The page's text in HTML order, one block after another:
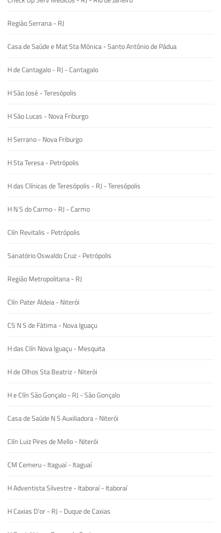
Região Serrana - RJ
Casa de Saúde e Mat Sta Mônica - Santo Antônio de Pádua
H de Cantagalo - RJ - Cantagalo
H São José - Teresópolis
H São Lucas - Nova Friburgo
H Serrano - Nova Friburgo
H Sta Teresa - Petrópolis
H das Clínicas de Teresópolis - RJ - Teresópolis
H N S do Carmo - RJ - Carmo
Clín Revitalis - Petrópolis
Sanatório Oswaldo Cruz - Petrópolis
Região Metropolitana - RJ
Clín Pater Aldeia - Niterói
CS N S de Fátima - Nova Iguaçu
H das Clín Nova Iguaçu - Mesquita
H de Olhos Sta Beatriz - Niterói
H e Clín São Gonçalo - RJ - São Gonçalo
Casa de Saúde N S Auxiliadora - Niterói
Clín Luiz Pires de Mello - Niterói
CM Cemeru - Itaguaí - Itaguaí
H Adventista Silvestre - Itaboraí - Itaboraí
H Caxias D'or - RJ - Duque de Caxias